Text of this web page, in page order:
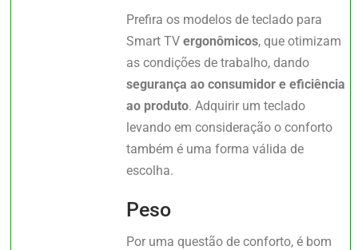
Prefira os modelos de teclado para
Smart TVergonômicos, que otimizam
as condições de trabalho, dando
segurança ao consumidor e eficiência
ao produto. Adquirir um teclado
levando em consideração o conforto
também é uma forma válida de
escolha.
Peso
Por uma questão de conforto, é bom